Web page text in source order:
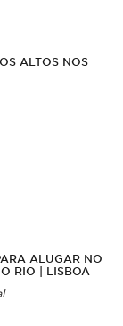
ALTOS NOS
ALUGAR NO
RIO | LISBOA